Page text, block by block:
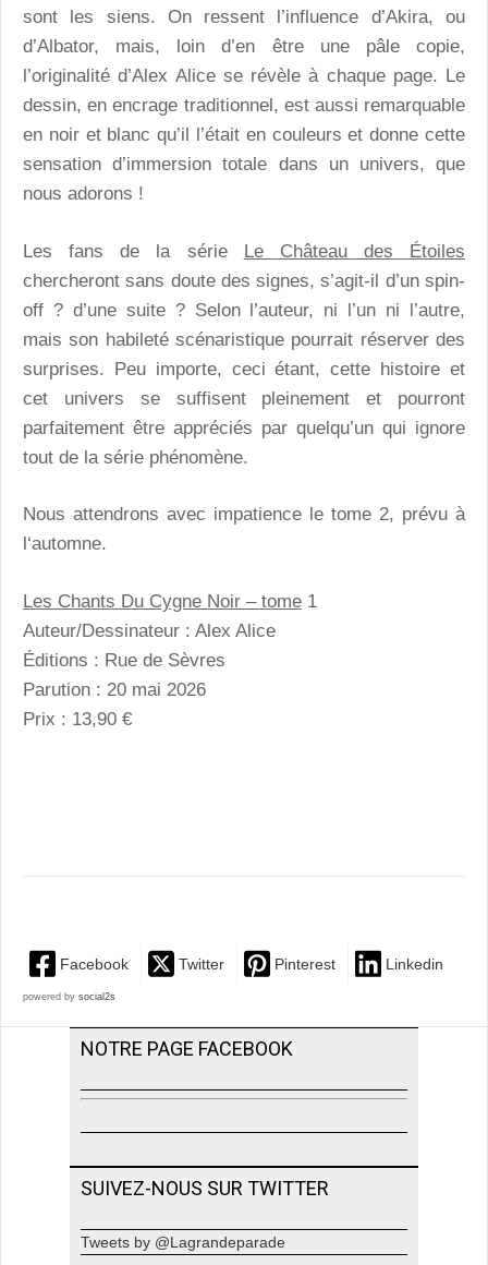
sont les siens. On ressent l’influence d’Akira, ou
d’Albator, mais, loin d’en être une pâle copie,
l’originalité d’Alex Alice se révèle à chaque page. Le
dessin, en encrage traditionnel, est aussi remarquable
en noir et blanc qu’il l’était en couleurs et donne cette
sensation d’immersion totale dans un univers, que
nous adorons !
Les fans de la série Le Château des Étoiles
chercheront sans doute des signes, s’agit-il d’un spin-
off ? d’une suite ? Selon l’auteur, ni l’un ni l’autre,
mais son habileté scénaristique pourrait réserver des
surprises. Peu importe, ceci étant, cette histoire et
cet univers se suffisent pleinement et pourront
parfaitement être appréciés par quelqu’un qui ignore
tout de la série phénomène.
Nous attendrons avec impatience le tome 2, prévu à
l‘automne.
Les Chants Du Cygne Noir – tome 1
Auteur/Dessinateur : Alex Alice
Éditions : Rue de Sèvres
Parution : 20 mai 2026
Prix : 13,90 €
Facebook Twitter Pinterest Linkedin
powered by social2s
NOTRE PAGE FACEBOOK
SUIVEZ-NOUS SUR TWITTER
Tweets by @Lagrandeparade